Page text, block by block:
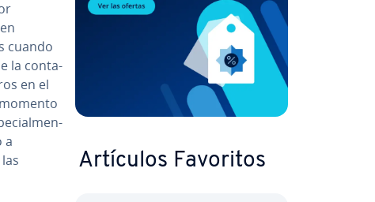
cuando
la co­n­ta­
en el
a
Artículos Favoritos